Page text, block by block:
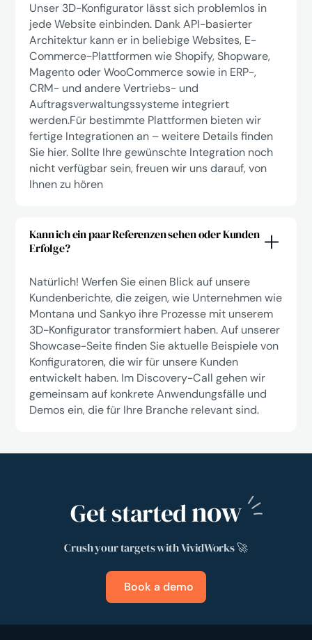
Unser 3D-Konfigurator lässt sich problemlos in
jede Website einbinden. Dank API-basierter
Architektur kann er in beliebige Websites, E-
Commerce-Plattformen wie Shopify, Shopware,
Magento oder WooCommerce sowie in ERP-,
CRM- und andere Vertriebs- und
Auftragsverwaltungssysteme integriert
werden.Für bestimmte Plattformen bieten wir
fertige Integrationen an – weitere Details finden
Sie hier. Sollte Ihre gewünschte Integration noch
nicht verfügbar sein, freuen wir uns darauf, von
Ihnen zu hören
Kann ich ein paar Referenzen sehen oder Kunden
Erfolge?
Natürlich! Werfen Sie einen Blick auf unsere
Kundenberichte, die zeigen, wie Unternehmen wie
Montana und Sankyo ihre Prozesse mit unserem
3D-Konfigurator transformiert haben. Auf unserer
Showcase-Seite finden Sie aktuelle Beispiele von
Konfiguratoren, die wir für unsere Kunden
entwickelt haben. Im Discovery-Call gehen wir
gemeinsam auf konkrete Anwendungsfälle und
Demos ein, die für Ihre Branche relevant sind.
Get startednow
Crush your targets with VividWorks 🚀
Book a demo